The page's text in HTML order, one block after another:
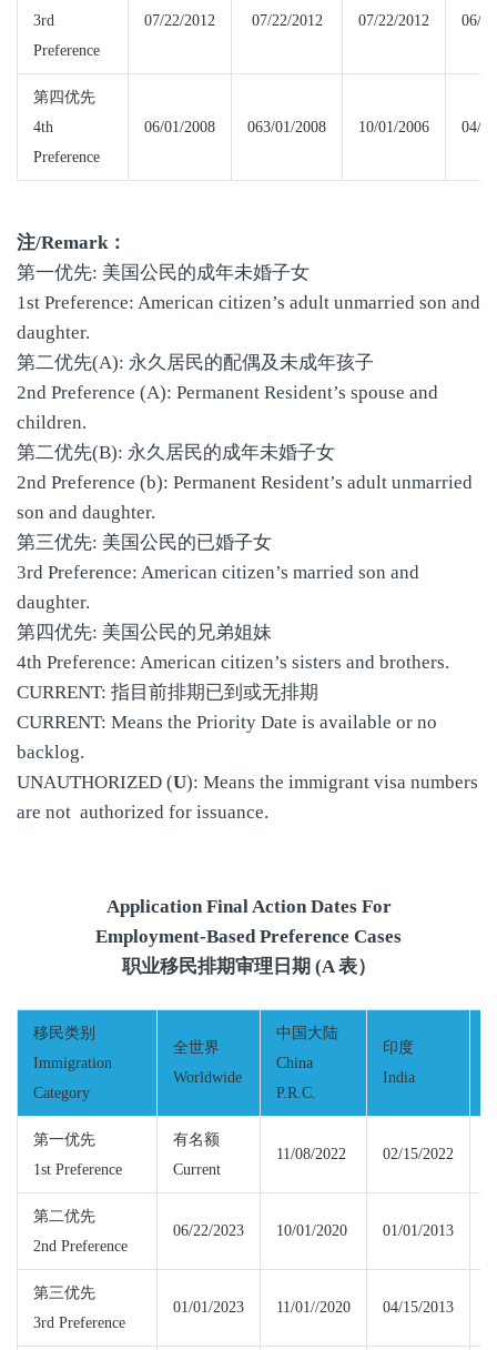
3rd
Preference
07/22/2012 07/22/2012 07/22/2012 06/
第四优先
4th
Preference
06/01/2008 063/01/2008 10/01/2006 04/
注/Remark：
第一优先: 美国公民的成年未婚子女
1st Preference: American citizen’s adult unmarried son and
daughter.
第二优先(A): 永久居民的配偶及未成年孩子
2nd Preference (A): Permanent Resident’s spouse and
children.
第二优先(B): 永久居民的成年未婚子女
2nd Preference (b): Permanent Resident’s adult unmarried
son and daughter.
第三优先: 美国公民的已婚子女
3rd Preference: American citizen’s married son and
daughter.
第四优先: 美国公民的兄弟姐妹
4th Preference: American citizen’s sisters and brothers.
CURRENT: 指目前排期已到或无排期
CURRENT: Means the Priority Date is available or no
backlog.
UNAUTHORIZED (U): Means the immigrant visa numbers
are not authorized for issuance.
Application Final Action Dates For
Employment-Based Preference Cases
职业移民排期审理日期 (A 表）
移民类别
Immigration
Category
全世界
Worldwide
中国大陆
China
P.R.C.
印度
India
第一优先
1st Preference
有名额
Current
11/08/2022 02/15/2022
第二优先
2nd Preference
06/22/2023 10/01/2020 01/01/2013
第三优先
3rd Preference
01/01/2023 11/01//2020 04/15/2013